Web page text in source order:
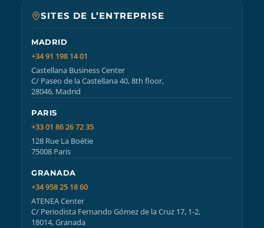
SITES DE L’ENTREPRISE
MADRID
+34 91 198 14 01
Castellana Business Center
C/ Paseo de la Castellana 40, 8th floor,
28046, Madrid
PARIS
+33 01 86 26 72 35
128 Rue La Boétie
75008 Paris
GRANADA
+34 958 25 18 60
ATENEA Center
C/ Periodista Fernando Gómez de la Cruz 17, 1-2,
18014, Granada